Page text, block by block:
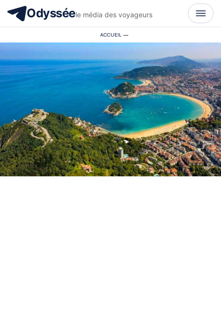
Odysséele média des voyageurs
ACCUEIL —